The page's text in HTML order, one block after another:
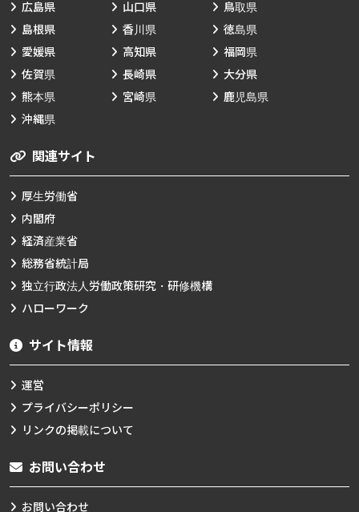
広島県
山口県
鳥取県
島根県
香川県
徳島県
愛媛県
高知県
福岡県
佐賀県
長崎県
大分県
熊本県
宮崎県
鹿児島県
沖縄県
関連サイト
厚生労働省
内閣府
経済産業省
総務省統計局
独立行政法人労働政策研究・研修機構
ハローワーク
サイト情報
運営
プライバシーポリシー
リンクの掲載について
お問い合わせ
お問い合わせ